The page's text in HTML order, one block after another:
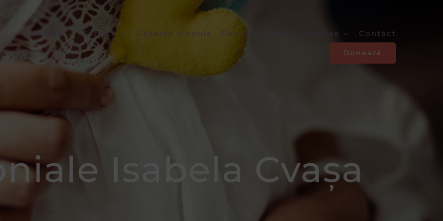
Despre Servicii Găsește o doula Devino doula Resurse Contact
Donează
Isabela Cvașa